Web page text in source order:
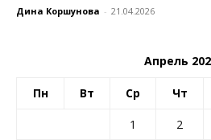
Дина Коршунова - 21.04.2026
Апрель
Пн Вт Ср Чт
1 2